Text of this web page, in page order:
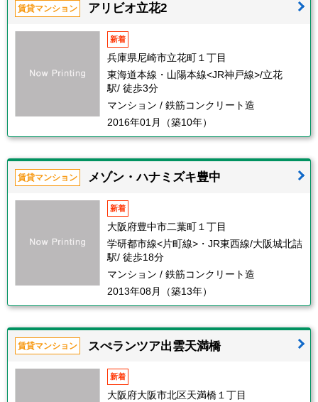
賃貸マンション アリビオ立花2
新着
兵庫県尼崎市立花町１丁目
東海道本線・山陽本線<JR神戸線>/立花
駅/ 徒歩3分
マンション / 鉄筋コンクリート造
2016年01月（築10年）
賃貸マンション メゾン・ハナミズキ豊中
新着
大阪府豊中市二葉町１丁目
学研都市線<片町線>・JR東西線/大阪城北詰
駅/ 徒歩18分
マンション / 鉄筋コンクリート造
2013年08月（築13年）
賃貸マンション スぺランツア出雲天満橋
新着
大阪府大阪市北区天満橋１丁目